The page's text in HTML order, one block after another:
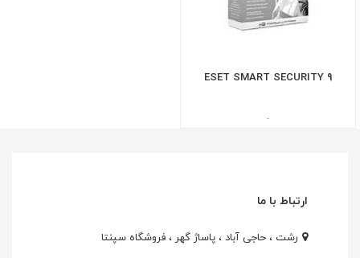
ESET SMART SECURITY 9
-
ارتباط با ما
رشت ، حاجی آباد ، پاساژ گهر ، فروشگاه سپنتا